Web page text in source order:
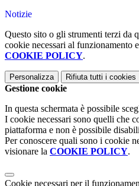
Notizie
Questo sito o gli strumenti terzi da
cookie necessari al funzionamento
COOKIE POLICY.
Personalizza Rifiuta tutti i cookies
Gestione cookie
In questa schermata è possibile
I cookie necessari sono quelli che
piattaforma e non è possibile
Per conoscere quali sono i cookie
visionare la COOKIE POLICY.
Cookie necessari per il